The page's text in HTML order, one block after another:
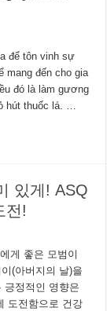
để tôn vinh sự
mang đến cho gia
đó là làm gương
hút thuốc lá. …
있게! ASQ
전!
게 좋은 모범이
(아버지의 날)을
긍정적인 영향은
도전함으로 건강